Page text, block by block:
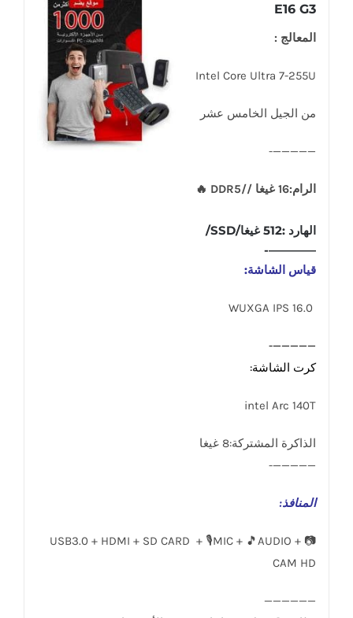
E16 G3
المعالج :
Intel Core Ultra 7-255U
من الجيل الخامس عشر
—————-
الرام:16 غيغا //DDR5 🔥
الهارد :512 غيغا/SSD/
————-
قياس الشاشة:
—————-
كرت الشاشة:
intel Arc 140T
الذاكرة المشتركة:8 غيغا
—————-
المنافذ:
USB3.0 + HDMI + SD CARD + 🎙️MIC + 🎵AUDIO + 📷
CAM HD